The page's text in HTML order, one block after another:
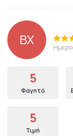
ΒΧ
5
Φαγητό
5
Τιμή